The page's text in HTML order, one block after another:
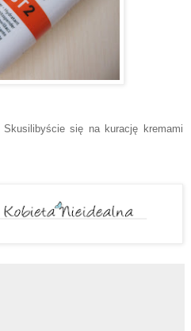
się na kurację kremami